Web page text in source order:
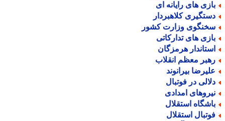
های رایانه ای
کلاهبردار
وزارت کشور
های تدارکاتی
هرمزگان
معظم انقلاب
بیرانوند
در فوتبال
امدادی
استقلال
استقلال